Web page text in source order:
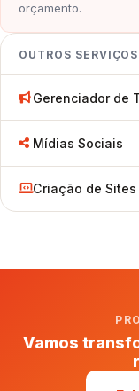
orçamento.
OUTROS SERVIÇOS
Gerenciador de
Mídias Sociais
Criação de Sites
Vamos